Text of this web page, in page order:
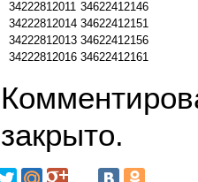
34222812011 34622412146
34222812014 34622412151
34222812013 34622412156
34222812016 34622412161
закрыто.